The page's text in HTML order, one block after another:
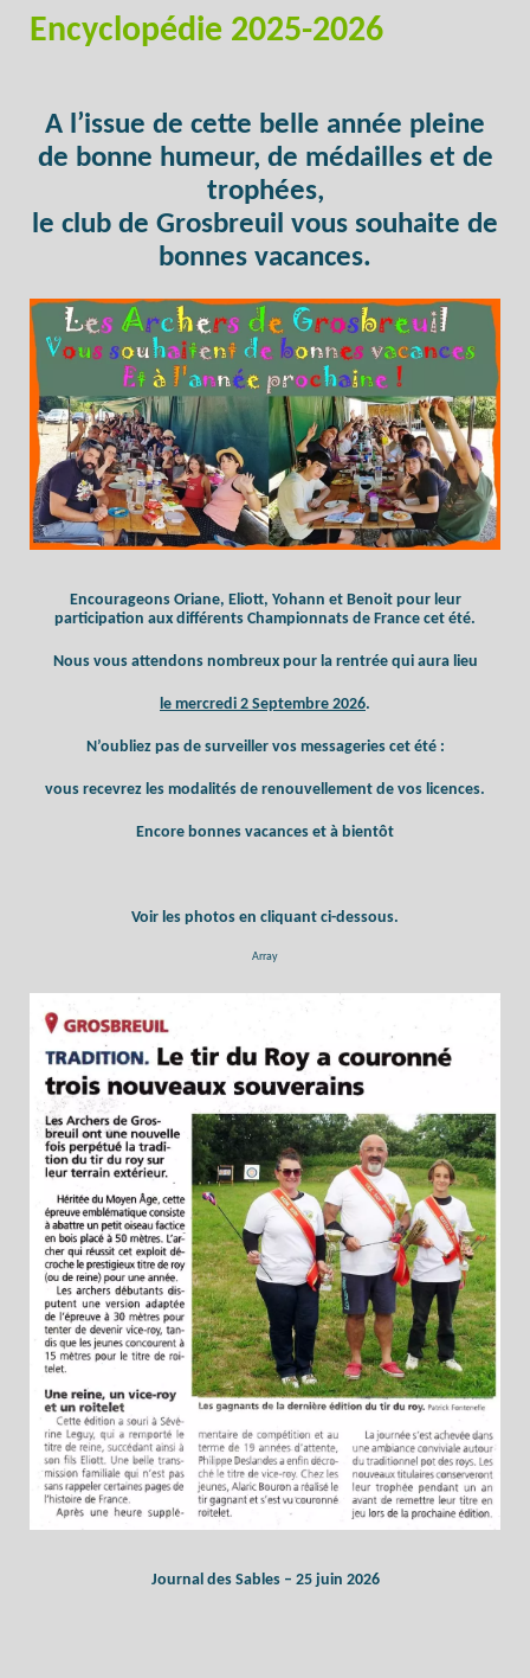
Encyclopédie 2025-2026
A l’issue de cette belle année pleine
de bonne humeur, de médailles et de
trophées,
le club de Grosbreuil vous souhaite de
bonnes vacances.
Encourageons Oriane, Eliott, Yohann et Benoit pour leur
participation aux différents Championnats de France cet été.
Nous vous attendons nombreux pour la rentrée qui aura lieu
le mercredi 2 Septembre 2026.
N’oubliez pas de surveiller vos messageries cet été :
vous recevrez les modalités de renouvellement de vos licences.
Encore bonnes vacances et à bientôt
Voir les photos en cliquant ci-dessous.
Array
Journal des Sables – 25 juin 2026